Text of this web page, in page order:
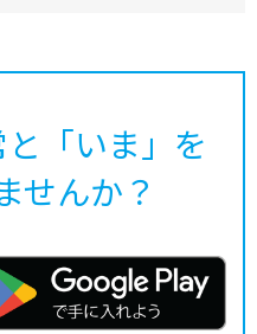
「いま」を
せんか？